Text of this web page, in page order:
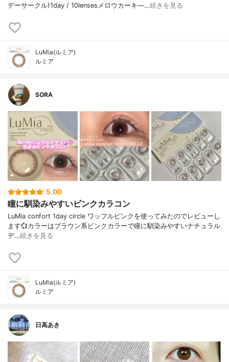
デーサークル)⁡1day / 10lensesメロウカーキ⁡—…続きを見る
LuMia(ルミア)
ルミア
SORA
5.00
瞳に馴染みやすいピンクカラコン
LuMia confort 1day circle ワッフルピンクを使ってみたのでレビューし
ます💞⁡カラーはブラウン系ピンクカラーで瞳に馴染みやすいナチュラル
デ…続きを見る
LuMia(ルミア)
ルミア
日高あき